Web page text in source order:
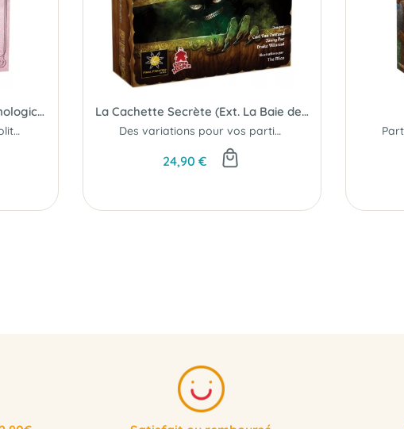
Les Amants Maudits (Ext. Kronologic Paris 1920)
Retrouvez les deux âmes solitaires..
La Cachette Secrète (Ext. La Baie des Marchands)
Des variations pour vos parties...
24,90 €